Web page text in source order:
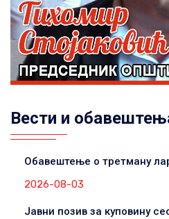
Вести и
Обавештење о третману
2026-08-03
Јавни позив за куповину